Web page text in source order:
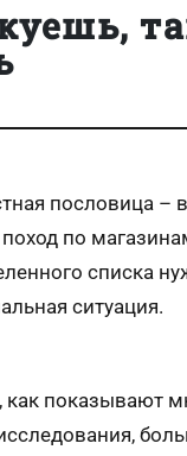
пословица –
по
списка
ситуация.
как показывают